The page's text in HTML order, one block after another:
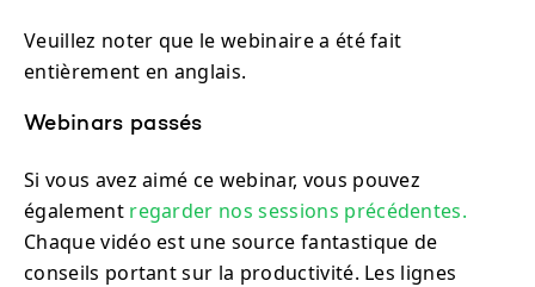
Veuillez noter que le webinaire a été fait
entièrement en anglais.
Webinars passés
Si vous avez aimé ce webinar, vous pouvez
également regarder nos sessions précédentes.
Chaque vidéo est une source fantastique de
conseils portant sur la productivité. Les lignes